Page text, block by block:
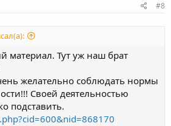
#8
материал. Тут уж наш брат
желательно соблюдать нормы
Своей деятельностью
подставить.